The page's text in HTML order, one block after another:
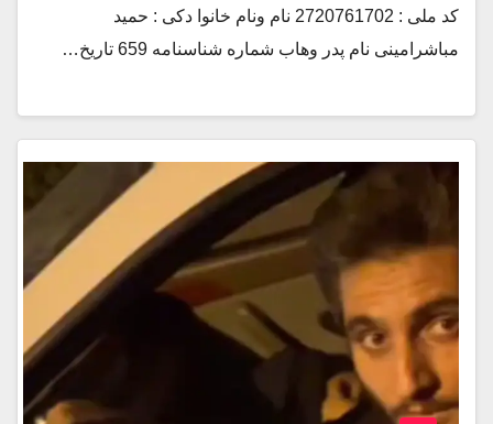
كد ملى : 2720761702 نام ونام خانوا دكى : حميد
مباشرامينى نام پدر وهاب شماره شناسنامه 659 تاريخ…